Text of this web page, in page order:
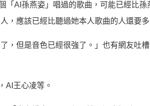
AI孫燕姿」唱過的歌曲，可能已經比孫
，應該已經比聽過她本人歌曲的人還要多
，但是音色已經很強了。」也有網友吐
AI王心凌等。